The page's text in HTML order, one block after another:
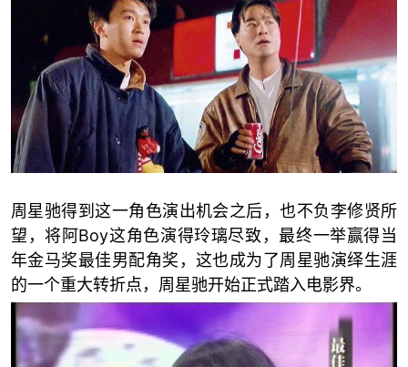
周星驰得到这一角色演出机会之后，也不负李修贤所
望，将阿Boy这角色演得玲璃尽致，最终一举赢得当
年金马奖最佳男配角奖，这也成为了周星驰演绎生涯
的一个重大转折点，周星驰开始正式踏入电影界。